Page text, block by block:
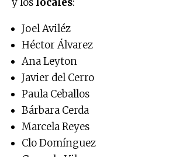
y los locales:
Joel Aviléz
Héctor Álvarez
Ana Leyton
Javier del Cerro
Paula Ceballos
Bárbara Cerda
Marcela Reyes
Clo Domínguez